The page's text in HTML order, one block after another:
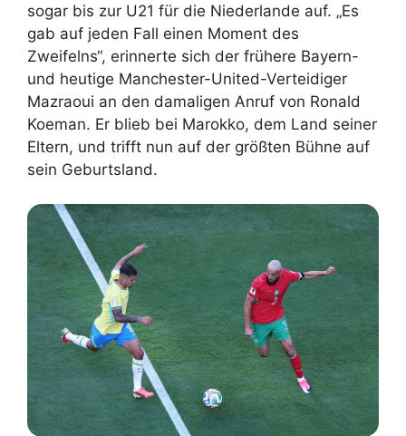
sogar bis zur U21 für die Niederlande auf. „Es
gab auf jeden Fall einen Moment des
Zweifelns“, erinnerte sich der frühere Bayern-
und heutige Manchester-United-Verteidiger
Mazraoui an den damaligen Anruf von Ronald
Koeman. Er blieb bei Marokko, dem Land seiner
Eltern, und trifft nun auf der größten Bühne auf
sein Geburtsland.